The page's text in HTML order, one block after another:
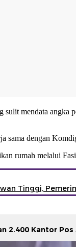
sulit mendata
sama dengan
rumah melalui
Tinggi,
2.400 Kantor Pos